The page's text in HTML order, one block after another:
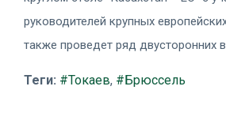
руководителей крупных
также проведет ряд двусторонних
Теги: #Токаев, #Брюссель